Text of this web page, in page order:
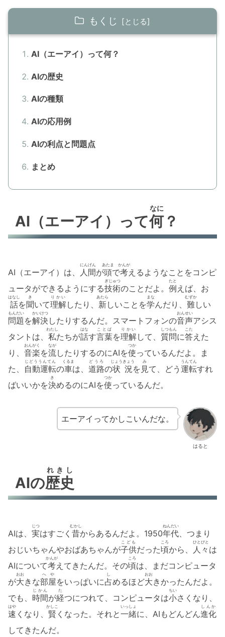
もくじ
AI（エーアイ）って何？
AIの歴史
AIの種類
AIの応用例
AIの利点と問題点
まとめ
AI（エーアイ）って何
なに
？
AI（エーアイ）は、 人間
にんげん
が頭
あたま
で考
かんが
えるようなことをコンピ
ュータができるようにする技術
ぎじゅつ
のことだよ。 例
たと
えば、お
話
はなし
を聞
き
いて理解
りかい
したり、 新
あたら
しいことを学
まな
んだり、 難
むずか
しい
問題
もんだい
を解決
かいけつ
したりするんだ。スマートフォンの音声
おんせい
アシス
タントは、 私
わたし
たちが話
はな
す言葉
ことば
を理解
りかい
して、 質問
しつもん
に答
こた
えた
り、 音楽
おんがく
を流
なが
したりするのにAIを使
つか
っているんだよ。ま
た、 自動運転
じどううんてん
の車
くるま
は、 道路
どうろ
の状況
じょうきょう
を 見
み
て、どう 運転
うんてん
すれ
ばいいかを決
き
めるのにAIを使
つか
っているんだ。
はると
エーアイってかしこいんだな。
AIの歴史
れきし
AIは、 実
じつ
はすごく 昔
むかし
からあるんだよ。1950年代
ねんだい
、つまり
おじいちゃんやおばあちゃんが子供
こども
だった頃
ころ
から、 人々
ひとびと
は
AIについて考
かんが
えてきたんだ。その頃
ころ
は、まだコンピュータ
が大
おお
きな部屋
へや
をいっぱいに占
し
めるほど大
おお
きかったんだよ。
でも、 時間
じかん
が経
た
つにつれて、コンピュータは小
ちい
さくなり、
速
はや
くなり、 賢
かしこ
くなった。それと一緒
いっしょ
に、AIもどんどん進化
しんか
してきたんだ。